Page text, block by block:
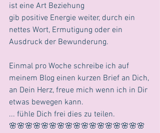
ist eine Art Beziehung
gib positive Energie weiter, durch ein
nettes Wort, Ermutigung oder ein
Ausdruck der Bewunderung.
Einmal pro Woche schreibe ich auf
meinem Blog einen kurzen Brief an Dich,
an Dein Herz, freue mich wenn ich in Dir
etwas bewegen kann.
... fühle Dich frei dies zu teilen.
🌸🌸🌸🌸🌸🌸🌸🌸🌸🌸🌸🌸🌸🌸🌸🌸🌸